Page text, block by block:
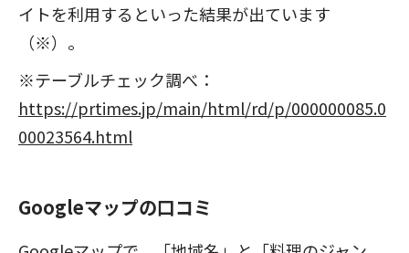
イトを利用するといった結果が出ています
（※）。
※テーブルチェック調べ：
https://prtimes.jp/main/html/rd/p/000000085.0
00023564.html
Googleマップの口コミ